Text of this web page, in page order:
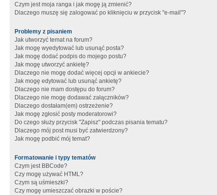
Czym jest moja ranga i jak mogę ją zmienić?
Dlaczego muszę się zalogować po kliknięciu w przycisk "e-mail"?
Problemy z pisaniem
Jak utworzyć temat na forum?
Jak mogę wyedytować lub usunąć posta?
Jak mogę dodać podpis do mojego postu?
Jak mogę utworzyć ankietę?
Dlaczego nie mogę dodać więcej opcji w ankiecie?
Jak mogę edytować lub usunąć ankietę?
Dlaczego nie mam dostępu do forum?
Dlaczego nie mogę dodawać załączników?
Dlaczego dostałam(em) ostrzeżenie?
Jak mogę zgłosić posty moderatorowi?
Do czego służy przycisk "Zapisz" podczas pisania tematu?
Dlaczego mój post musi być zatwierdzony?
Jak mogę podbić mój temat?
Formatowanie i typy tematów
Czym jest BBCode?
Czy mogę używać HTML?
Czym są uśmieszki?
Czy mogę umieszczać obrazki w poście?